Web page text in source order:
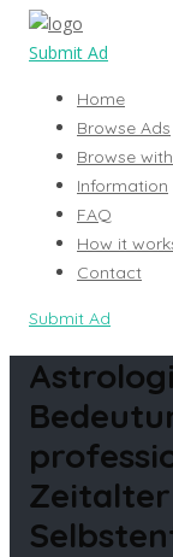
Submit Ad
Home
Browse Ads
Browse
Information
FAQ
How it
Contact
Submit Ad